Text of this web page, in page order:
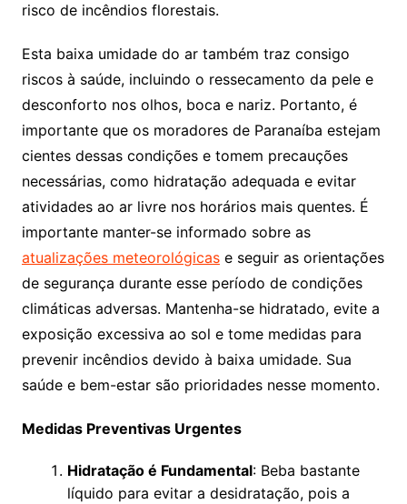
risco de incêndios florestais.
Esta baixa umidade do ar também traz consigo
riscos à saúde, incluindo o ressecamento da pele e
desconforto nos olhos, boca e nariz. Portanto, é
importante que os moradores de Paranaíba estejam
cientes dessas condições e tomem precauções
necessárias, como hidratação adequada e evitar
atividades ao ar livre nos horários mais quentes. É
importante manter-se informado sobre as
atualizações meteorológicase seguir as orientações
de segurança durante esse período de condições
climáticas adversas. Mantenha-se hidratado, evite a
exposição excessiva ao sol e tome medidas para
prevenir incêndios devido à baixa umidade. Sua
saúde e bem-estar são prioridades nesse momento.
Medidas Preventivas Urgentes
Hidratação é Fundamental: Beba bastante
líquido para evitar a desidratação, pois a